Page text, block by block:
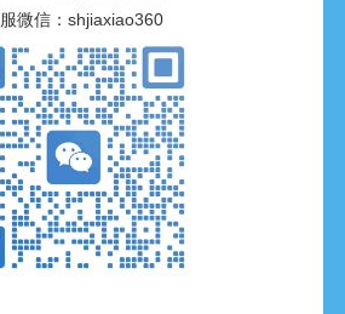
微信：shjiaxiao360